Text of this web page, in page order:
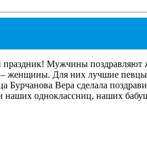
праздник! Мужчины
женщины. Для них лучшие
Бурчанова Вера сделала
одноклассниц, наших